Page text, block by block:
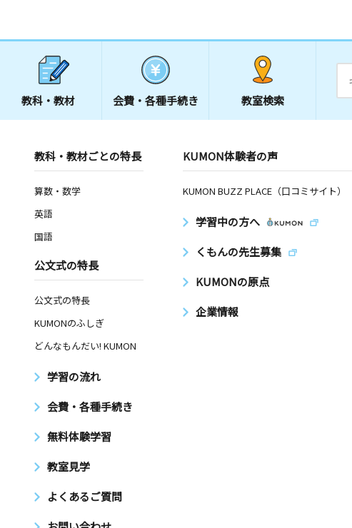
教科・教材 会費・ 各種手続き 教室検索
教科・教材ごとの特長
算数・数学
英語
国語
公文式の特長
公文式の特長
KUMONのふしぎ
どんなもんだい! KUMON
学習の流れ
会費・各種手続き
無料体験学習
教室見学
よくあるご質問
KUMON体験者の声
KUMON BUZZ PLACE（口コミサイト）
学習中の方へ
くもんの先生募集
KUMONの原点
企業情報